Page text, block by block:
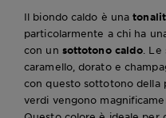
Il biondo caldo è una
particolarmente a chi ha
con un sottotono caldo .
caramello, dorato e
con questo sottotono della
verdi vengono